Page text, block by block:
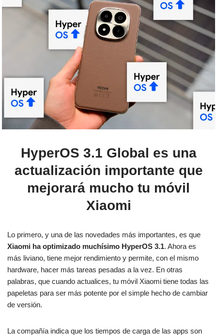
HyperOS 3.1 Global es una
actualización importante que
mejorará mucho tu móvil
Xiaomi
Lo primero, y una de las novedades más importantes, es que
Xiaomi ha optimizado muchísimo HyperOS 3.1. Ahora es
más liviano, tiene mejor rendimiento y permite, con el mismo
hardware, hacer más tareas pesadas a la vez. En otras
palabras, que cuando actualices, tu móvil Xiaomi tiene todas las
papeletas para ser más potente por el simple hecho de cambiar
de versión.
La compañía indica que los tiempos de carga de las apps son